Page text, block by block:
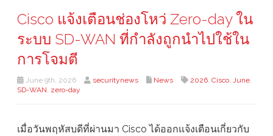
Cisco แจ้งเตือนช่องโหว่ Zero-day ใน
ระบบ SD-WAN ที่กำลังถูกนำไปใช้ใน
การโจมตี
June 9th, 2026 securitynews News 2026, Cisco, June,
SD-WAN, zero-day
เมื่อวันพฤหัสบดีที่ผ่านมา Cisco ได้ออกแจ้งเตือนเกี่ยวกับ